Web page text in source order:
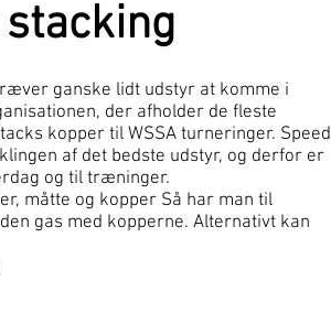
ganske lidt udstyr at komme i
der afholder de fleste
kopper til WSSA turneringer. Speed
af det bedste udstyr, og derfor er
og til træninger.
måtte og kopper Så har man til
gas med kopperne. Alternativt kan